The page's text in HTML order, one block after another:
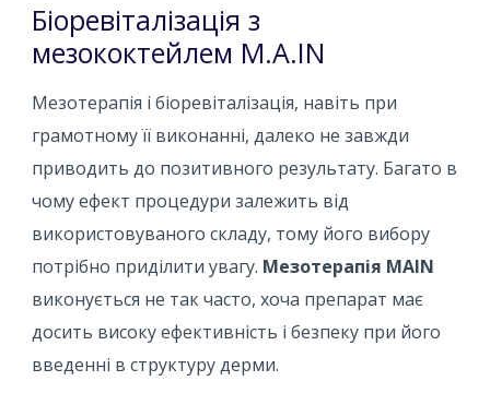
Біоревіталізація з
мезококтейлем M.A.IN
Мезотерапія і біоревіталізація, навіть при
грамотному її виконанні, далеко не завжди
приводить до позитивного результату. Багато в
чому ефект процедури залежить від
використовуваного складу, тому його вибору
потрібно приділити увагу. Мезотерапія MAIN
виконується не так часто, хоча препарат має
досить високу ефективність і безпеку при його
введенні в структуру дерми.